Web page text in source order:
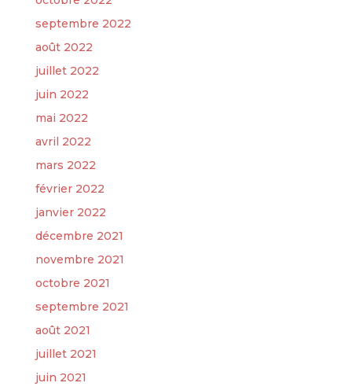
septembre 2022
août 2022
juillet 2022
juin 2022
mai 2022
avril 2022
mars 2022
février 2022
janvier 2022
décembre 2021
novembre 2021
octobre 2021
septembre 2021
août 2021
juillet 2021
juin 2021